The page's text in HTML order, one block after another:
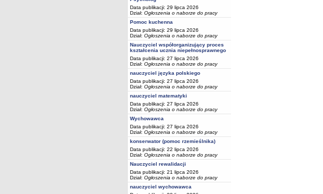
Data publikacji: 29 lipca 2026
Dział: Ogłoszenia o naborze do pracy
Pomoc kuchenna
Data publikacji: 29 lipca 2026
Dział: Ogłoszenia o naborze do pracy
Nauczyciel współorganizujący proces
kształcenia ucznia niepełnosprawnego
Data publikacji: 27 lipca 2026
Dział: Ogłoszenia o naborze do pracy
nauczyciel języka polskiego
Data publikacji: 27 lipca 2026
Dział: Ogłoszenia o naborze do pracy
nauczyciel matematyki
Data publikacji: 27 lipca 2026
Dział: Ogłoszenia o naborze do pracy
Wychowawca
Data publikacji: 27 lipca 2026
Dział: Ogłoszenia o naborze do pracy
konserwator (pomoc rzemieślnika)
Data publikacji: 22 lipca 2026
Dział: Ogłoszenia o naborze do pracy
Nauczyciel rewalidacji
Data publikacji: 21 lipca 2026
Dział: Ogłoszenia o naborze do pracy
nauczyciel wychowawca